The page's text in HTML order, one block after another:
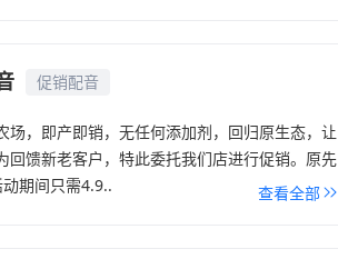
促销配音
场，即产即销，无任何添加剂，回归原生态，让
回馈新老客户，特此委托我们店进行促销。原先
期间只需4.9..
查看全部